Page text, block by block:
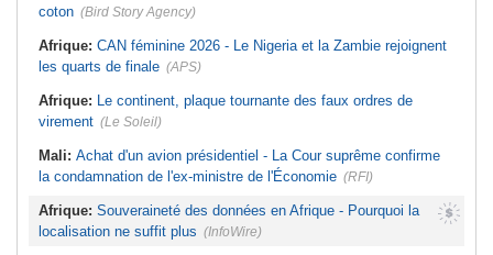
coton (Bird Story Agency)
Afrique: CAN féminine 2026 - Le Nigeria et la Zambie rejoignent
les quarts de finale (APS)
Afrique: Le continent, plaque tournante des faux ordres de
virement (Le Soleil)
Mali: Achat d'un avion présidentiel - La Cour suprême confirme
la condamnation de l'ex-ministre de l'Économie (RFI)
Afrique: Souveraineté des données en Afrique - Pourquoi la
localisation ne suffit plus (InfoWire)